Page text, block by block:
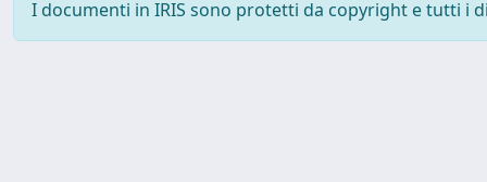
I documenti in IRIS sono protetti da copyright e tutti i